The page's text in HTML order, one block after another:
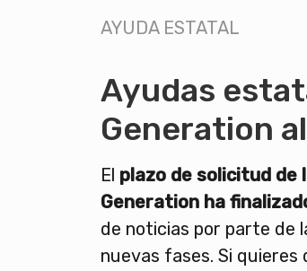
AYUDA ESTATAL
Ayudas
Generation
El plazo de solicitud de
Generation ha
de noticias por parte de
nuevas fases. Si